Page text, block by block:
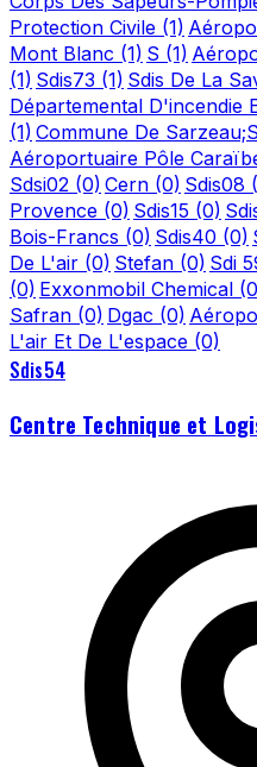
Protection Civile (1)
Mont Blanc (1) S (1)
(1) Sdis73 (1) Sdis De La
Départemental D'incendie
(1) Commune De
Aéroportuaire Pôle
Sdsi02 (0) Cern (0) Sdis08
Provence (0) Sdis15 (0)
Bois-Francs (0) Sdis40 (0)
De L'air (0) Stefan (0) Sdi
(0) Exxonmobil Chemical
Safran (0) Dgac (0)
L'air Et De L'espace (0)
Sdis54
Centre Technique et